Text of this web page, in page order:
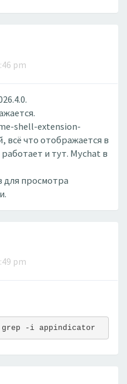
pm
shell-extension-
всё что отображается в
и тут. Mychat в
для просмотра
pm
-i appindicator